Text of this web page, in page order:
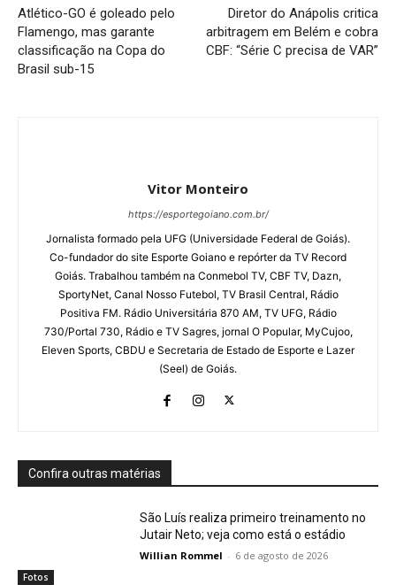
Atlético-GO é goleado pelo
Flamengo, mas garante
classificação na Copa do
Brasil sub-15
Diretor do Anápolis critica
arbitragem em Belém e cobra
CBF: “Série C precisa de VAR”
Vitor Monteiro
https://esportegoiano.com.br/
Jornalista formado pela UFG (Universidade Federal de Goiás).
Co-fundador do site Esporte Goiano e repórter da TV Record
Goiás. Trabalhou também na Conmebol TV, CBF TV, Dazn,
SportyNet, Canal Nosso Futebol, TV Brasil Central, Rádio
Positiva FM. Rádio Universitária 870 AM, TV UFG, Rádio
730/Portal 730, Rádio e TV Sagres, jornal O Popular, MyCujoo,
Eleven Sports, CBDU e Secretaria de Estado de Esporte e Lazer
(Seel) de Goiás.
Confira outras matérias
Fotos
São Luís realiza primeiro treinamento no
Jutair Neto; veja como está o estádio
Willian Rommel - 6 de agosto de 2026